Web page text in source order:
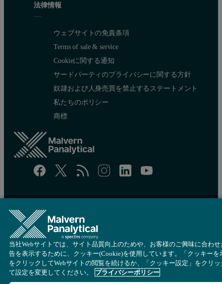
法律情報
ウェブサイトの免責条項
Terms of sale & service
Cookieに関する通知
サードパーティのプライバシーに関する方針
奴隷および人身売買を禁止するステートメント
私たちのポリシー
商標
サイトマップ
Cookie 設定
© 著作権 2026 - Malvern Panalytical Ltdは
当社Webサイトでは、サイト品質向上のためや、お客様のご興味に合わせ
告を表示するために、クッキー(Cookie)を使用しています。「クッキーを
をクリックしてWebサイトの閲覧を続けるか、「クッキー設定」をクリッ
て設定を変更してください。
プライバシーポリシー